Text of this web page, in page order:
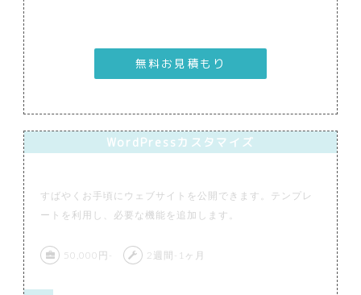
無料お見積もり
WordPressカスタマイズ
すばやくお手頃にウェブサイトを公開できます。テンプレ
ートを利用し、必要な機能を追加します。
50,000円- 2週間-1ヶ月